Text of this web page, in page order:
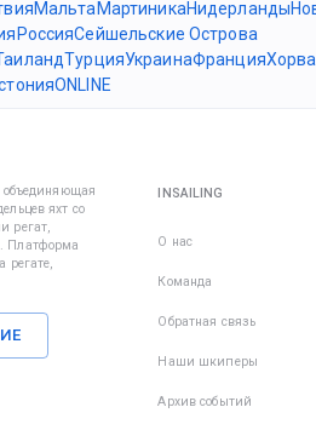
Мальта МартиникаНидерланды
РоссияСейшельские Острова
ТурцияУкраинаФранция
ONLINE
яхт со
регат,
Платформа
регате,
INSAILING
О нас
Команда
Обратная связь
Наши шкиперы
Архив событий